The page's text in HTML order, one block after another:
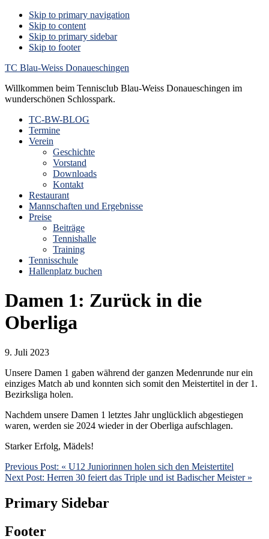
Skip to primary navigation
Skip to content
Skip to primary sidebar
Skip to footer
TC Blau-Weiss Donaueschingen
Willkommen beim Tennisclub Blau-Weiss Donaueschingen im
wunderschönen Schlosspark.
TC-BW-BLOG
Termine
Verein
Geschichte
Vorstand
Downloads
Kontakt
Restaurant
Mannschaften und Ergebnisse
Preise
Beiträge
Tennishalle
Training
Tennisschule
Hallenplatz buchen
Damen 1: Zurück in die
Oberliga
9. Juli 2023
Unsere Damen 1 gaben während der ganzen Medenrunde nur ein
einziges Match ab und konnten sich somit den Meistertitel in der 1.
Bezirksliga holen.
Nachdem unsere Damen 1 letztes Jahr unglücklich abgestiegen
waren, werden sie 2024 wieder in der Oberliga aufschlagen.
Starker Erfolg, Mädels!
Previous Post: « U12 Juniorinnen holen sich den Meistertitel
Next Post: Herren 30 feiert das Triple und ist Badischer Meister »
Primary Sidebar
Footer